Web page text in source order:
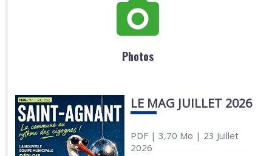
Photos
LE MAG JUILLET 2026
PDF| 3,70 Mo | 23 Juillet
2026